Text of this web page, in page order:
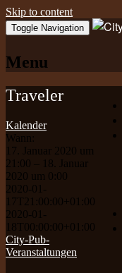
Skip to content
Toggle Navigation
Menu
Traveler
Kalender
Wann:
17. Januar 2020 um
21:00 – 18. Januar
2020 um 0:00
2020-01-
17T21:00:00+01:00
2020-01-
18T00:00:00+01:00
City-Pub-
Veranstaltungen